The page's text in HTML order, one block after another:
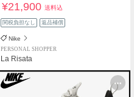
¥21,900送料込
関税負担なし 返品補償
Nike
PERSONAL SHOPPER
La Risata